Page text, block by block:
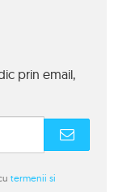
prin email,
termenii si